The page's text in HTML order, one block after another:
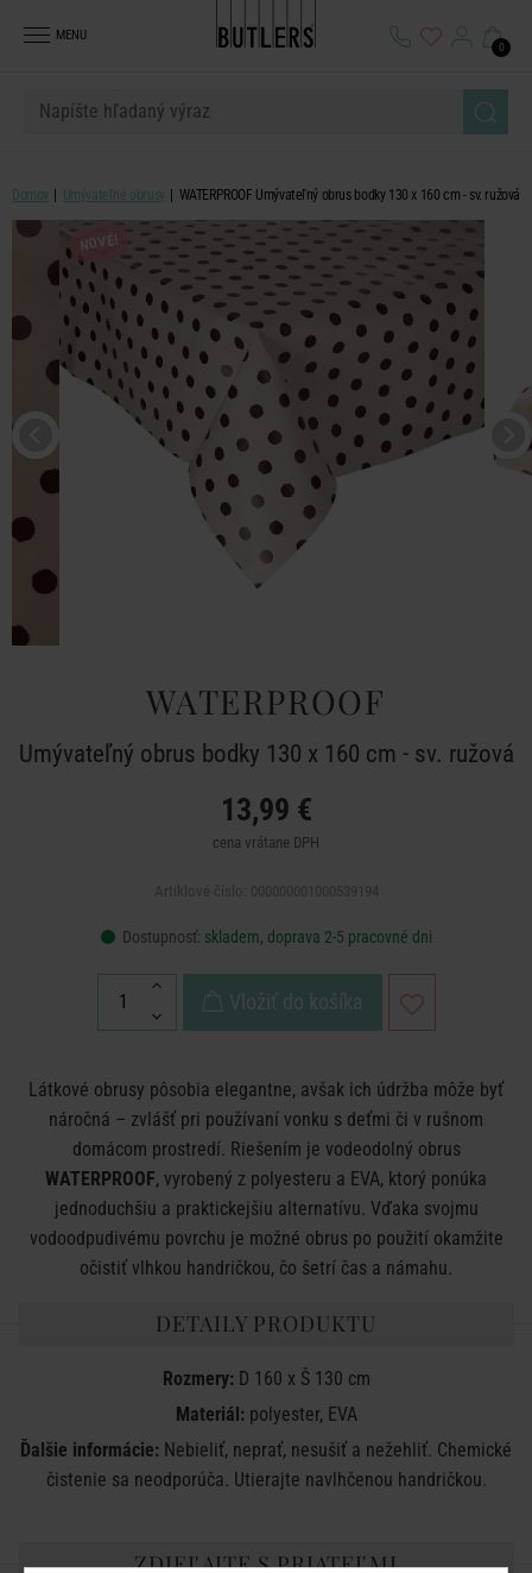
MENU
0
Domov Umývateľné obrusy WATERPROOF Umývateľný obrus bodky 130 x 160 cm - sv. ružová
NOVÉ!
WATERPROOF
Umývateľný obrus bodky 130 x 160 cm - sv. ružová
13,99 €
cena vrátane DPH
Dostupnosť: skladem, doprava 2-5 pracovné dni
Vložiť do košíka
Látkové obrusy pôsobia elegantne, avšak ich údržba môže byť
náročná – zvlášť pri používaní vonku s deťmi či v rušnom
domácom prostredí. Riešením je vodeodolný obrus
WATERPROOF, vyrobený z polyesteru a EVA, ktorý ponúka
jednoduchšiu a praktickejšiu alternatívu. Vďaka svojmu
vodoodpudivému povrchu je možné obrus po použití okamžite
očistiť vlhkou handričkou, čo šetrí čas a námahu.
DETAILY PRODUKTU
Rozmery:D 160 x Š 130 cm
Materiál:polyester, EVA
Ďalšie informácie: Nebieliť, neprať, nesušiť a nežehliť. Chemické
čistenie sa neodporúča. Utierajte navlhčenou handričkou.
ZDIEĽAJTE S PRIATEĽMI